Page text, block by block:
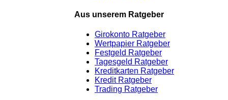
Aus unserem Ratgeber
Girokonto Ratgeber
Wertpapier Ratgeber
Festgeld Ratgeber
Tagesgeld Ratgeber
Kreditkarten Ratgeber
Kredit Ratgeber
Trading Ratgeber